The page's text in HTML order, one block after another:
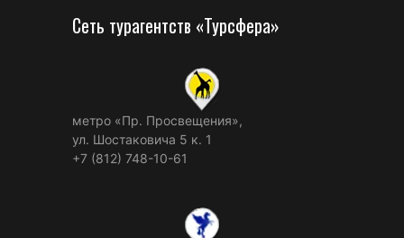
Сеть турагентств «Турсфера»
метро «Пр. Просвещения»,
ул. Шостаковича 5 к. 1
+7 (812) 748-10-61